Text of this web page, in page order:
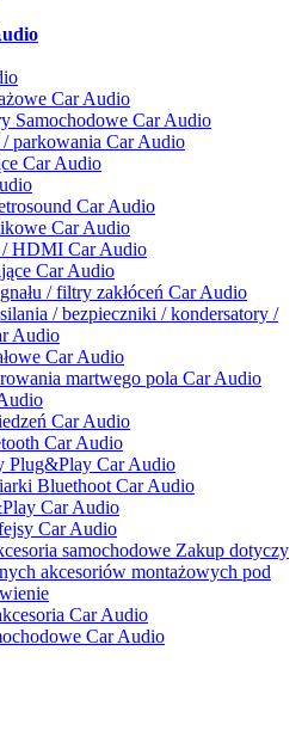
Car Audio
Samochodowe Car Audio
parkowania Car Audio
Car Audio
Car Audio
Car Audio
HDMI Car Audio
Car Audio
/ filtry zakłóceń Car Audio
/ bezpieczniki / kondersatory /
Audio
Car Audio
martwego pola Car Audio
Car Audio
Car Audio
Plug&Play Car Audio
Bluethoot Car Audio
Car Audio
Car Audio
samochodowe Zakup dotyczy
akcesoriów montażowych pod
Car Audio
Car Audio